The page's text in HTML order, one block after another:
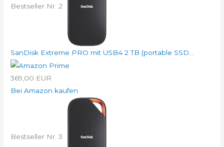
Bestseller Nr. 2
SanDisk Extreme PRO mit USB4 2 TB (portable SSD...
369,00 EUR
Bei Amazon kaufen
Bestseller Nr. 3